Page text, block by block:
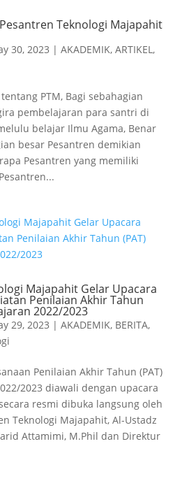
Teknologi Majapahit
30, 2023 | AKADEMIK, ARTIKEL,
PTM, Bagi sebahagian
pembelajaran para santri di
belajar Ilmu Agama, Benar
besar Pesantren demikian
Pesantren yang memiliki
Majapahit Gelar Upacara
Penilaian Akhir Tahun
2022/2023
29, 2023 | AKADEMIK, BERITA,
Penilaian Akhir Tahun (PAT)
2023 diawali dengan upacara
resmi dibuka langsung oleh
Teknologi Majapahit, Al-Ustadz
Attamimi, M.Phil dan Direktur